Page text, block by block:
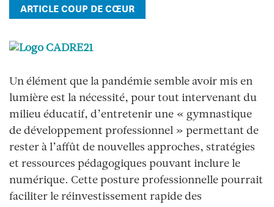
ARTICLE COUP DE CŒUR
Un élément que la pandémie semble avoir mis en
lumière est la nécessité, pour tout intervenant du
milieu éducatif, d’entretenir une « gymnastique
de développement professionnel » permettant de
rester à l’affût de nouvelles approches, stratégies
et ressources pédagogiques pouvant inclure le
numérique. Cette posture professionnelle pourrait
faciliter le réinvestissement rapide des